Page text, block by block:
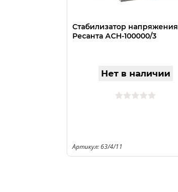
Стабилизатор напряжения
Ресанта АСН-100000/3
Нет в наличии
Артикул: 63/4/11